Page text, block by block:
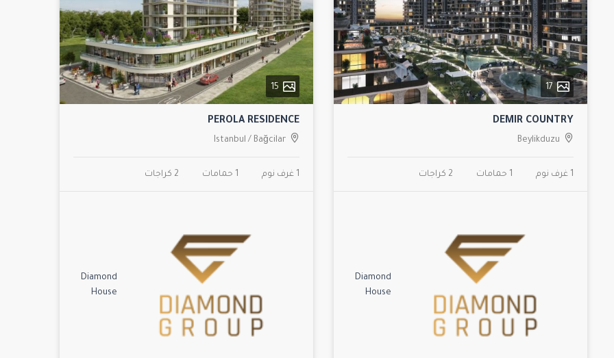
17
DEMIR COUNTRY
Beylikduzu
1 غرف نوم 1 حمامات 2 كراجات
Diamond
House
15
PEROLA RESIDENCE
Istanbul / Bağcilar
1 غرف نوم 1 حمامات 2 كراجات
Diamond
House